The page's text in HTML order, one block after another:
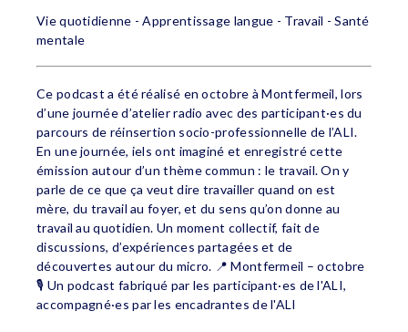
Vie quotidienne - Apprentissage langue - Travail - Santé
mentale
Ce podcast a été réalisé en octobre à Montfermeil, lors
d’une journée d’atelier radio avec des participant·es du
parcours de réinsertion socio-professionnelle de l’ALI.
En une journée, iels ont imaginé et enregistré cette
émission autour d’un thème commun : le travail. On y
parle de ce que ça veut dire travailler quand on est
mère, du travail au foyer, et du sens qu’on donne au
travail au quotidien. Un moment collectif, fait de
discussions, d’expériences partagées et de
découvertes autour du micro. 📍 Montfermeil – octobre
🎙️ Un podcast fabriqué par les participant·es de l'ALI,
accompagné·es par les encadrantes de l'ALI